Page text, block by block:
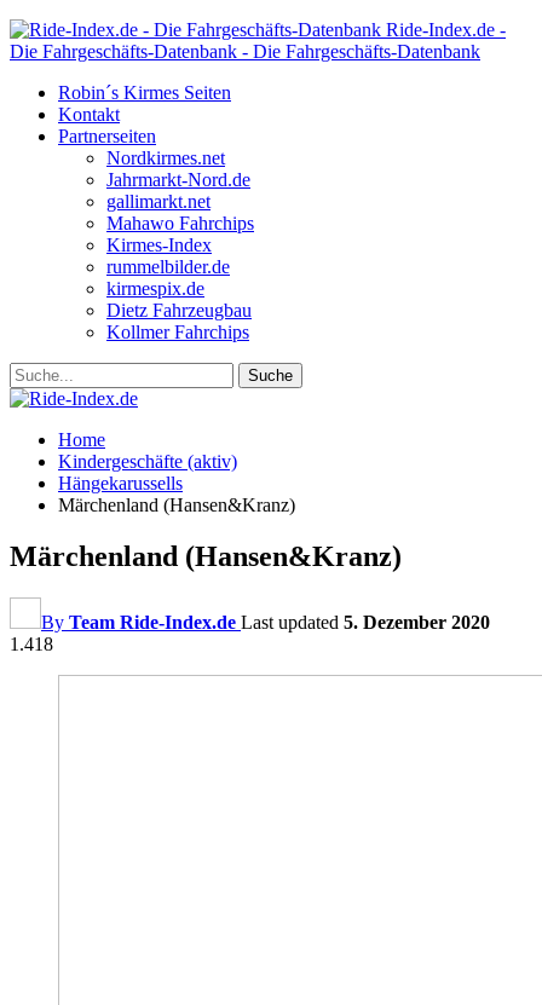
Ride-Index.de -
Die Fahrgeschäfts-Datenbank - Die Fahrgeschäfts-Datenbank
Robin´s Kirmes Seiten
Kontakt
Partnerseiten
Nordkirmes.net
Jahrmarkt-Nord.de
gallimarkt.net
Mahawo Fahrchips
Kirmes-Index
rummelbilder.de
kirmespix.de
Dietz Fahrzeugbau
Kollmer Fahrchips
Home
Kindergeschäfte (aktiv)
Hängekarussells
Märchenland (Hansen&Kranz)
Märchenland (Hansen&Kranz)
By Team Ride-Index.de Last updated 5. Dezember 2020
1.418